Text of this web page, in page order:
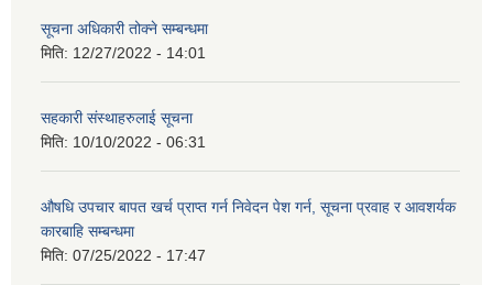
सूचना अधिकारी तोक्ने सम्बन्धमा
मिति: 12/27/2022 - 14:01
सहकारी संस्थाहरुलाई सूचना
मिति: 10/10/2022 - 06:31
औषधि उपचार बापत खर्च प्राप्त गर्न निवेदन पेश गर्न, सूचना प्रवाह र आवशर्यक
कारबाहि सम्बन्धमा
मिति: 07/25/2022 - 17:47